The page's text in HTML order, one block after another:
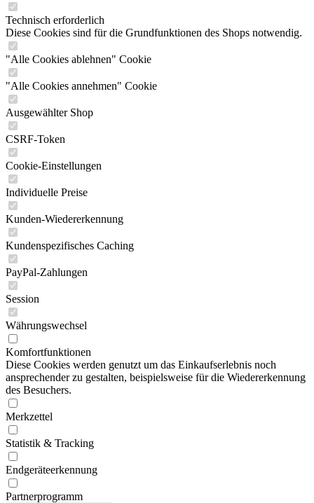
Technisch erforderlich
Diese Cookies sind für die Grundfunktionen des Shops notwendig.
"Alle Cookies ablehnen" Cookie
"Alle Cookies annehmen" Cookie
Ausgewählter Shop
CSRF-Token
Cookie-Einstellungen
Individuelle Preise
Kunden-Wiedererkennung
Kundenspezifisches Caching
PayPal-Zahlungen
Session
Währungswechsel
Komfortfunktionen
Diese Cookies werden genutzt um das Einkaufserlebnis noch
ansprechender zu gestalten, beispielsweise für die Wiedererkennung
des Besuchers.
Merkzettel
Statistik & Tracking
Endgeräteerkennung
Partnerprogramm